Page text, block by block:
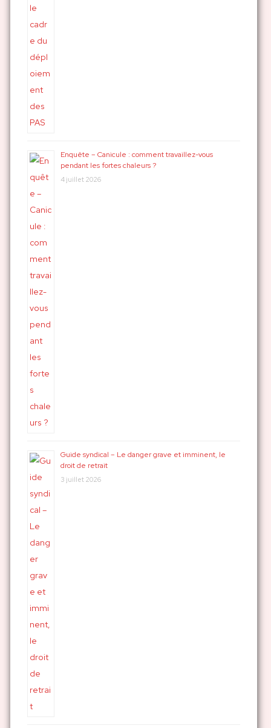
Enquête – Canicule : comment travaillez-vous
pendant les fortes chaleurs ?
4 juillet 2026
Guide syndical – Le danger grave et imminent, le
droit de retrait
3 juillet 2026